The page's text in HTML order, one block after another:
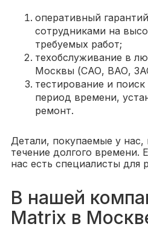
оперативный
сотрудниками на
требуемых работ;
техобслуживание в
Москвы (САО, ВАО,
тестирование и
период времени,
ремонт.
Детали, покупаемые у нас,
течение долгого времени.
нас есть специалисты для
В нашей
Matrix в